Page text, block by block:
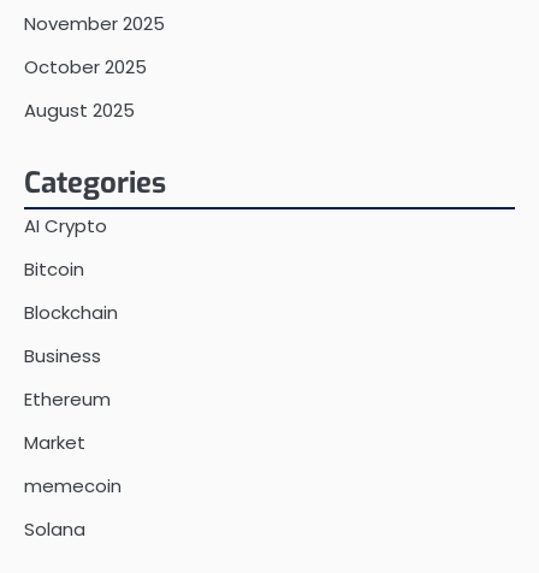
November 2025
October 2025
August 2025
Categories
AI Crypto
Bitcoin
Blockchain
Business
Ethereum
Market
memecoin
Solana